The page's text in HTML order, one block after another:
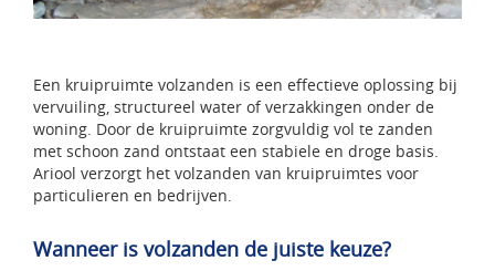
Een kruipruimte volzanden is een effectieve oplossing bij
vervuiling, structureel water of verzakkingen onder de
woning. Door de kruipruimte zorgvuldig vol te zanden
met schoon zand ontstaat een stabiele en droge basis.
Ariool verzorgt het volzanden van kruipruimtes voor
particulieren en bedrijven.
Wanneer is volzanden de juiste keuze?